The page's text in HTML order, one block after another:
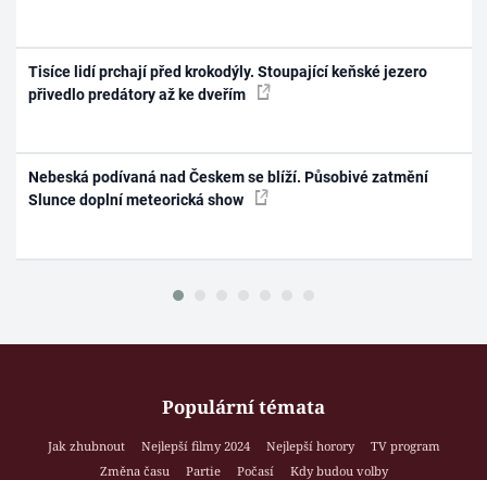
Tisíce lidí prchají před krokodýly. Stoupající keňské jezero
přivedlo predátory až ke dveřím
Nebeská podívaná nad Českem se blíží. Působivé zatmění
Slunce doplní meteorická show
Populární témata
Jak zhubnout Nejlepší filmy 2024 Nejlepší horory
TV program
Změna času
Partie Počasí
Kdy budou volby